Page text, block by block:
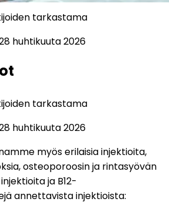
tarkastama
huhtikuuta 2026
tarkastama
huhtikuuta 2026
myös erilaisia injektioita,
osteoporoosin ja rintasyövän
ja B12-
annettavista injektioista: